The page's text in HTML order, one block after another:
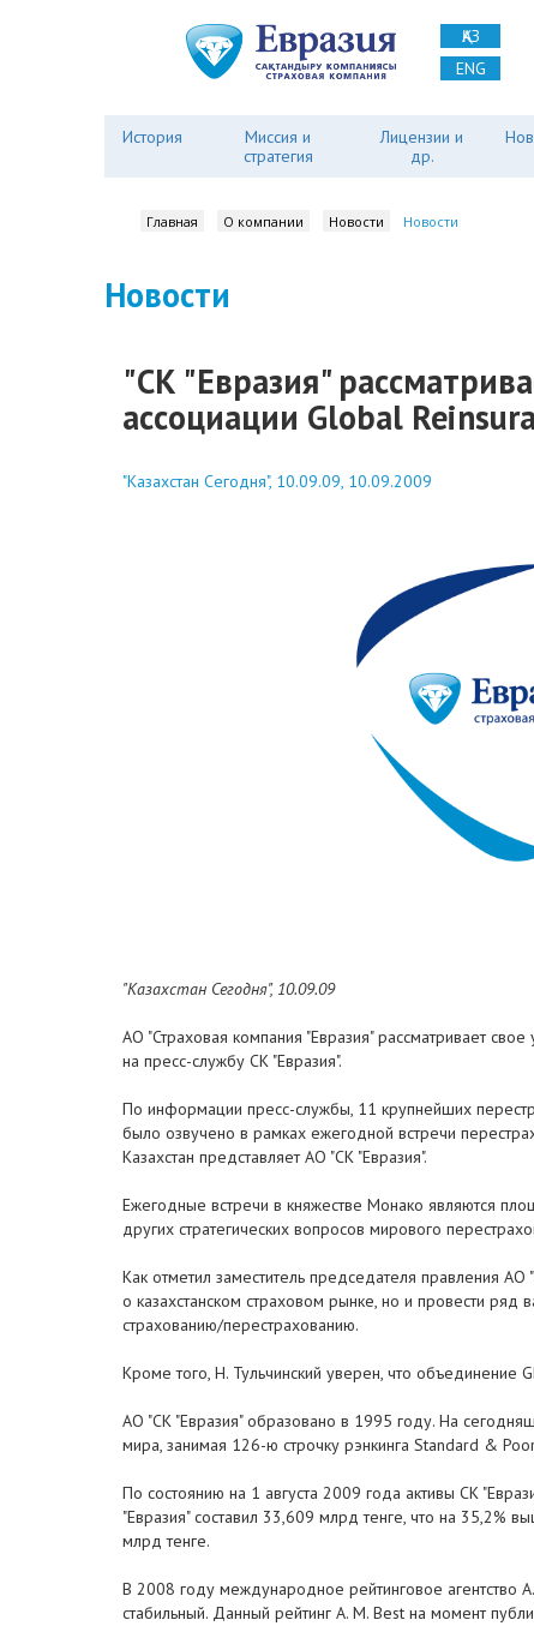
ҚАЗ
ENG
История
Миссия и
стратегия
Лицензии и
др.
Главная О компании Новости Новости
Новости
"СК "Евразия"
ассоциации Global
"Казахстан Сегодня", 10.09.09, 10.09.2009
"Казахстан Сегодня", 10.09.09
АО "Страховая компания "Евразия" рассматривает
на пресс-службу СК "Евразия".
По информации пресс-службы, 11 крупнейших
было озвучено в рамках ежегодной встречи
Казахстан представляет АО "СК "Евразия".
Ежегодные встречи в княжестве Монако являются
других стратегических вопросов мирового
Как отметил заместитель председателя правления
о казахстанском страховом рынке, но и провести ряд
страхованию/перестрахованию.
Кроме того, Н. Тульчинский уверен, что объединение
АО "СК "Евразия" образовано в 1995 году. На
мира, занимая 126-ю строчку рэнкинга Standard &
По состоянию на 1 августа 2009 года активы СК
"Евразия" составил 33,609 млрд тенге, что на 35,2%
млрд тенге.
В 2008 году международное рейтинговое агентство
стабильный. Данный рейтинг A. M. Best на момент